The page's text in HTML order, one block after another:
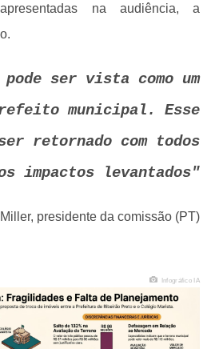
na audiência, a
pode ser vista como um
municipal. Esse
retornado com todos
impactos levantados"
presidente da comissão (PT)
Infográfico IA